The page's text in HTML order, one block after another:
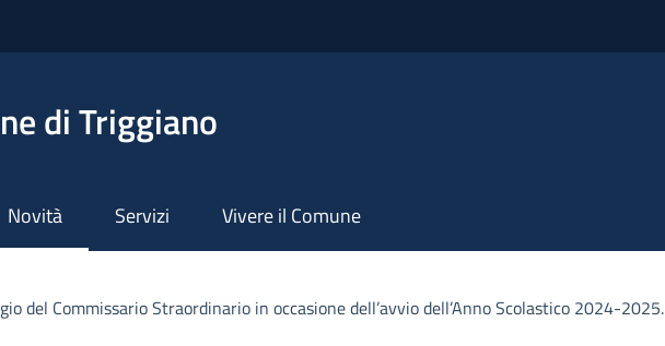
di Triggiano
Novità Servizi Vivere il Comune
del Commissario Straordinario in occasione dell’avvio dell’Anno Scolastico 2024-2025.